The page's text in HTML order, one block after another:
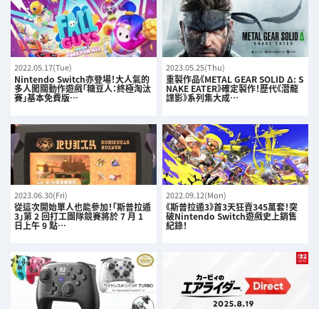
2022.05.17(Tue)
Nintendo Switch亦登場！大人氣的
多人闖關動作遊戲「糖豆人：終極淘汰
賽」基本免費版…
2023.05.25(Thu)
重製作品《METAL GEAR SOLID Δ: S
NAKE EATER》確定製作！歷代《潛龍
諜影》系列集大成…
2023.06.30(Fri)
從這次開始單人也能參加！「斯普拉遁
3」第 2 回打工團隊競賽將於 7 月 1
日上午 9 點…
2022.09.12(Mon)
《斯普拉遁3》首3天狂賣345萬套！突
破Nintendo Switch遊戲史上銷售
紀錄！